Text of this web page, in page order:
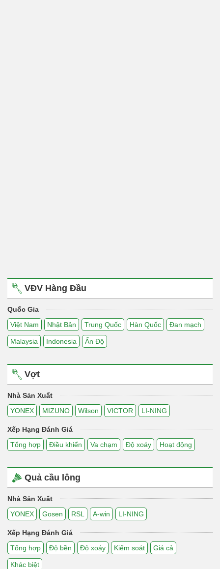
VĐV Hàng Đầu
Quốc Gia
Việt Nam
Nhật Bản Trung Quốc Hàn Quốc Đan mạch
Malaysia Indonesia Ấn Độ
Vợt
Nhà Sản Xuất
YONEX
MIZUNO Wilson VICTOR LI-NING
Xếp Hạng Đánh Giá
Tổng hợp
Điều khiển Va chạm Độ xoáy Hoạt động
Quả cầu lông
Nhà Sản Xuất
YONEX
Gosen RSL A-win LI-NING
Xếp Hạng Đánh Giá
Tổng hợp
Độ bền Độ xoáy Kiểm soát Giá cả
Khác biệt